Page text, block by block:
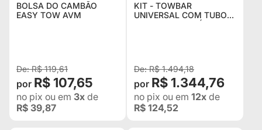
BOLSA DO CAMBÃO
EASY TOW AVM
R$ 119,61
R$ 107,65
no pix ou em 3x de
R$ 39,87
KIT - TOWBAR
UNIVERSAL COM TUBO
REFORÇADO GRÁTIS 2
R$ 1.494,18
R$ 1.344,76
no pix ou em 12x de
R$ 124,52